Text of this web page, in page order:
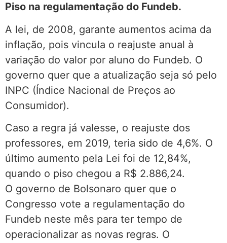
Piso na regulamentação do Fundeb.
A lei, de 2008, garante aumentos acima da
inflação, pois vincula o reajuste anual à
variação do valor por aluno do Fundeb. O
governo quer que a atualização seja só pelo
INPC (Índice Nacional de Preços ao
Consumidor).
Caso a regra já valesse, o reajuste dos
professores, em 2019, teria sido de 4,6%. O
último aumento pela Lei foi de 12,84%,
quando o piso chegou a R$ 2.886,24.
O governo de Bolsonaro quer que o
Congresso vote a regulamentação do
Fundeb neste mês para ter tempo de
operacionalizar as novas regras. O